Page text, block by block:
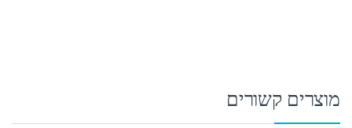
מוצרים קשורים